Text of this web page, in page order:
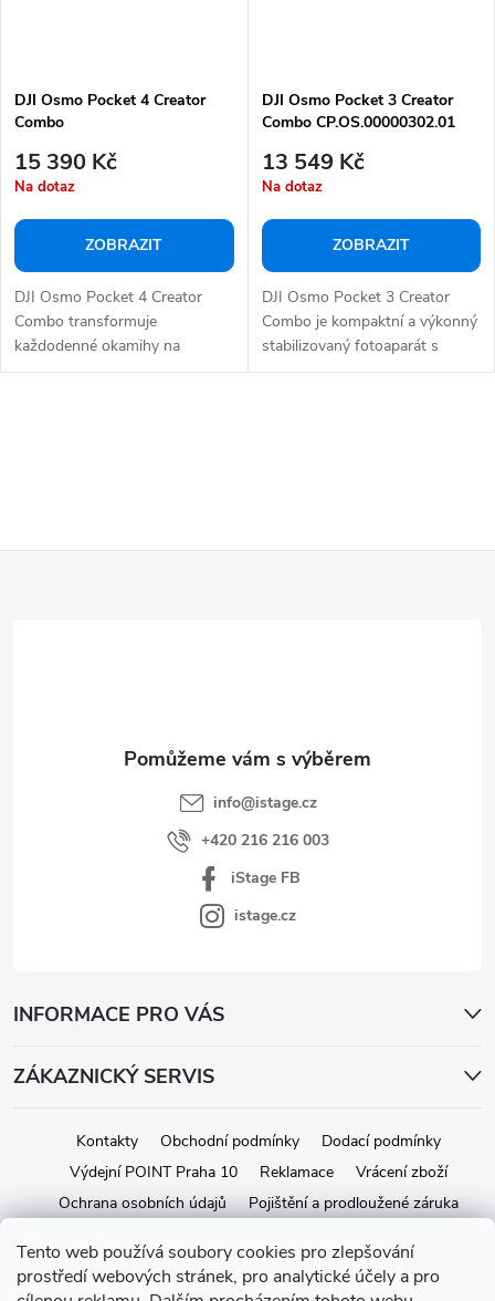
Tento web používá soubory cookies pro zlepšování
prostředí webových stránek, pro analytické účely a pro
DJI Osmo Pocket 4 Creator
Combo
15 390 Kč
Na dotaz
ZOBRAZIT
DJI Osmo Pocket 4 Creator
Combo transformuje
každodenné okamihy na
kinematografické zážitky. S...
DJI Osmo Pocket 3 Creator
Combo CP.OS.00000302.01
13 549 Kč
Na dotaz
ZOBRAZIT
DJI Osmo Pocket 3 Creator
Combo je kompaktní a výkonný
stabilizovaný fotoaparát s
1palcovým...
d
info@istage.cz
+420 216 216 003
iStage FB
istage.cz
INFORMACE PRO VÁS
ZÁKAZNICKÝ SERVIS
Kontakty Obchodní podmínky
Dodací podmínky
Výdejní POINT Praha 10
Reklamace
Vrácení zboží
Ochrana osobních údajů
Pojištění a prodloužené záruka
Copyright 2026iStage.cz. Všechna práva vyhrazena.Upravit nastavení